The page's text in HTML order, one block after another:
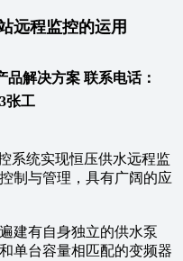
远程监控的运用
解决方案 联系电话：
张工
系统实现恒压供水远程监
制与管理，具有广阔的应
建有自身独立的供水泵
单台容量相匹配的变频器